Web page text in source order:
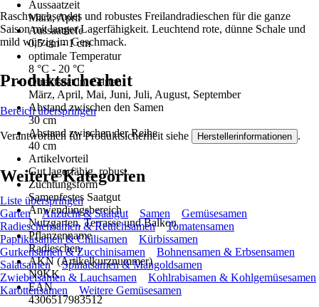
Aussaatzeit
März, April
Aussaattiefe
0,5 cm - 1 cm
optimale Temperatur
8 °C - 20 °C
Direktsaat im Garten
März, April, Mai, Juni, Juli, August, September
Abstand zwischen den Samen
30 cm
Abstand zwischen der Reihe
40 cm
Artikelvorteil
Gut lagerfähig, robust.
Züchtungsform
Samenfestes Saatgut
Anwendungsbereich
Nutzgarten, Terrasse und Balkon
Pflanzenname
Radieschen
AKN (Artikelkurznummer)
N9KK
EAN
4306517983512
Raschwachsendes und robustes Freilandradieschen für die ganze
Saison mit langer Lagerfähigkeit. Leuchtend rote, dünne Schale und
mild würzig im Geschmack.
Produktsicherheit
Bereich überspringen
Verantwortlich für Produktsicherheit siehe Herstellerinformationen .
Weitere Kategorien
Liste überspringen
Garten
Anzucht & Saatgut Samen
Gemüsesamen
Radieschensamen & Rettichsamen
Tomatensamen
Paprikasamen & Chilisamen
Kürbissamen
Gurkensamen & Zucchinisamen
Bohnensamen & Erbsensamen
Salatsamen
Spinatsamen & Mangoldsamen
Zwiebelsamen & Lauchsamen
Kohlrabisamen & Kohlgemüsesamen
Karottensamen
Weitere Gemüsesamen